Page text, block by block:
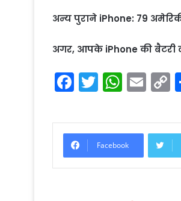
अन्य पुराने iPhone: 79
अगर, आपके iPhone की बैटरी
F
a
c
e
b
T
w
itt
er
W
h
a
ts
A
E
m
ai
l y
Facebook